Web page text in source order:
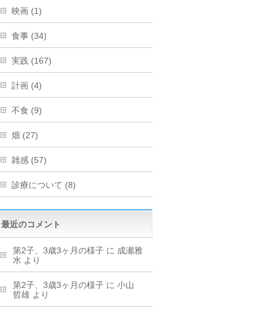
映画 (1)
食事 (34)
実践 (167)
計画 (4)
不食 (9)
畑 (27)
雑感 (57)
診療について (8)
最近のコメント
第2子、3歳3ヶ月の様子 に 成瀬雅
水 より
第2子、3歳3ヶ月の様子 に 小山
哲雄 より